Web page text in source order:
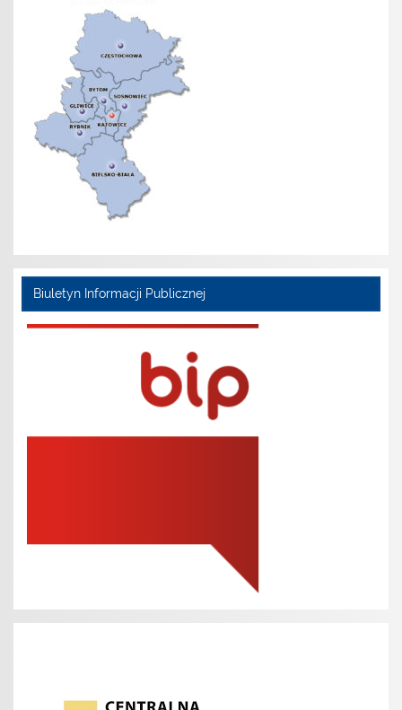
Biuletyn Informacji Publicznej